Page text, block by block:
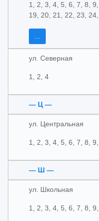
1, 2, 3, 4, 5, 6, 7, 8,
19, 20, 21, 22, 23,
...
ул. Северная
1, 2, 4
— Ц —
ул. Центральная
1, 2, 3, 4, 5, 6, 7, 8,
— Ш —
ул. Школьная
1, 2, 3, 4, 5, 6, 7, 8,